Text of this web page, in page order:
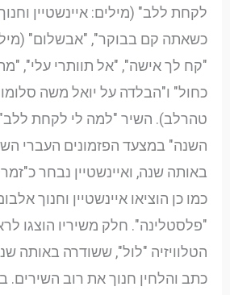
לקחת ללב" (מילים: איינשטיין
כשאתה קם בבוקר", "אבשלום"
"קח לך אישה", "אל תוותרי עלי",
כחול" ו"הבלדה על יואל משה
טהרלב). השיר "למה לי לקחת
השנה" במצעד הפזמונים העברי
באותה שנה, ואיינשטיין נבחר
כמו כן הוציאו איינשטיין וחנוך
"פלסטלינה". חלק משיריו הוצגו
הטלוויזיה "לול", ששודרה באותה
כתב והלחין חנוך את רוב השירים.